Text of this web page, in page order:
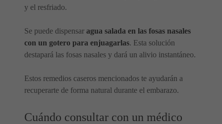
y el resfriado.
Se puede dispensar agua salada en las fosas nasales
con un gotero para enjuagarlas. Esta solución
destapará las fosas nasales y dará un alivio instantáneo.
Estos remedios caseros mencionados te ayudarán a
recuperarte de forma natural durante el embarazo.
Cuándo consultar con un médico